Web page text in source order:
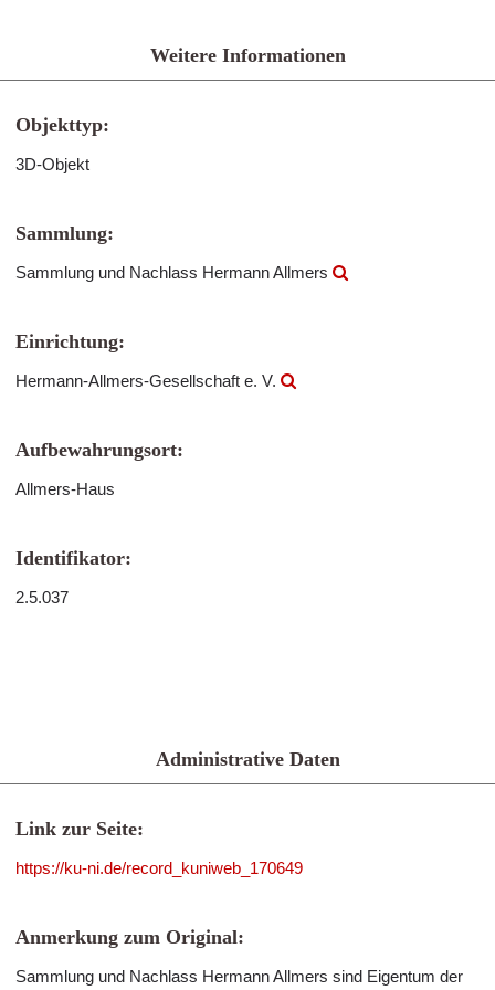
Weitere Informationen
Objekttyp:
3D-Objekt
Sammlung:
Sammlung und Nachlass Hermann Allmers
Einrichtung:
Hermann-Allmers-Gesellschaft e. V.
Aufbewahrungsort:
Allmers-Haus
Identifikator:
2.5.037
Administrative Daten
Link zur Seite:
https://ku-ni.de/record_kuniweb_170649
Anmerkung zum Original:
Sammlung und Nachlass Hermann Allmers sind Eigentum der